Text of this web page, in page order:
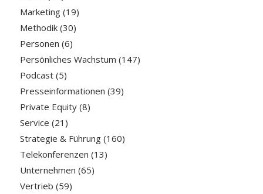
Marketing(19)
Methodik(30)
Personen (6)
Persönliches Wachstum (147)
Podcast(5)
Presseinformationen (39)
Private Equity(8)
Service (21)
Strategie & Führung(160)
Telekonferenzen (13)
Unternehmen (65)
Vertrieb (59)